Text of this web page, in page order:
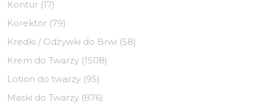
Kontur (17)
Korektor (79)
Kredki / Odżywki do Brwi (58)
Krem do Twarzy (1508)
Lotion do twarzy (95)
Maski do Twarzy (876)